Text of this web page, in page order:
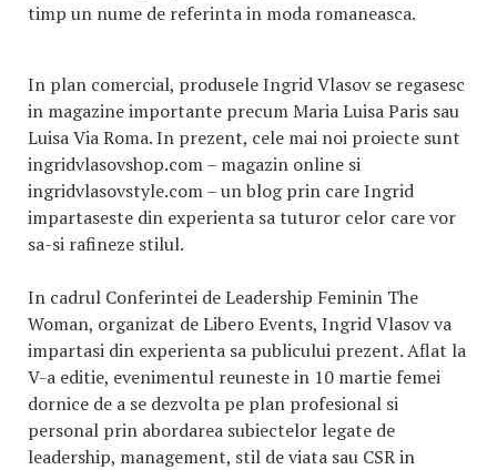
timp un nume de referinta in moda romaneasca.
In plan comercial, produsele Ingrid Vlasov se regasesc
in magazine importante precum Maria Luisa Paris sau
Luisa Via Roma. In prezent, cele mai noi proiecte sunt
ingridvlasovshop.com – magazin online si
ingridvlasovstyle.com – un blog prin care Ingrid
impartaseste din experienta sa tuturor celor care vor
sa-si rafineze stilul.
In cadrul Conferintei de Leadership Feminin The
Woman, organizat de Libero Events, Ingrid Vlasov va
impartasi din experienta sa publicului prezent. Aflat la
V-a editie, evenimentul reuneste in 10 martie femei
dornice de a se dezvolta pe plan profesional si
personal prin abordarea subiectelor legate de
leadership, management, stil de viata sau CSR in